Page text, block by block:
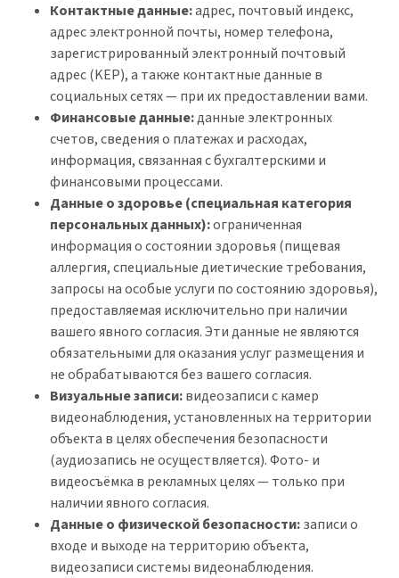
Контактные данные:адрес, почтовый индекс,
адрес электронной почты, номер телефона,
зарегистрированный электронный почтовый
адрес (KEP), а также контактные данные в
социальных сетях — при их предоставлении вами.
Финансовые данные:данные электронных
счетов, сведения о платежах и расходах,
информация, связанная с бухгалтерскими и
финансовыми процессами.
Данные о здоровье (специальная категория
персональных данных):ограниченная
информация о состоянии здоровья (пищевая
аллергия, специальные диетические требования,
запросы на особые услуги по состоянию здоровья),
предоставляемая исключительно при наличии
вашего явного согласия. Эти данные не являются
обязательными для оказания услуг размещения и
не обрабатываются без вашего согласия.
Визуальные записи:видеозаписи с камер
видеонаблюдения, установленных на территории
объекта в целях обеспечения безопасности
(аудиозапись не осуществляется). Фото- и
видеосъёмка в рекламных целях — только при
наличии явного согласия.
Данные о физической безопасности:записи о
входе и выходе на территорию объекта,
видеозаписи системы видеонаблюдения.